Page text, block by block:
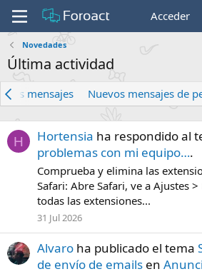
Acceder
Novedades
Última actividad
mensajes Nuevos mensajes de
H Hortensia ha respondido al
problemas con mi equipo….
Comprueba y elimina las
Safari: Abre Safari, ve a Ajustes
todas las extensiones...
31 Jul 2026
Alvaro ha publicado el tema
de envío de emails en